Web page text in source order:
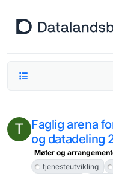
T Faglig arena
og datadeling
Møter og
tjenesteutvikling